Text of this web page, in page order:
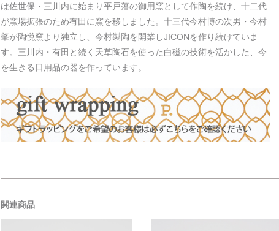
は佐世保・三川内に始まり平戸藩の御用窯として作陶を続け、十二代
が窯場拡張のため有田に窯を移しました。十三代今村博の次男・今村
肇が陶悦窯より独立し、今村製陶を開業しJICONを作り続けていま
す。三川内・有田と続く天草陶石を使った白磁の技術を活かした、今
を生きる日用品の器を作っています。
関連商品